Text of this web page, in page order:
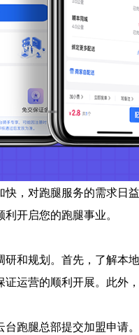
，对跑腿服务的需求
开启您的跑腿事业。
和规划。首先，了解
运营的顺利开展。此外
跑腿总部提交加盟申